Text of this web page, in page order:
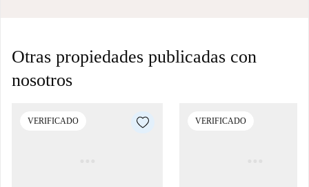
Otras propiedades publicadas con
nosotros
VERIFICADO VERIFICADO